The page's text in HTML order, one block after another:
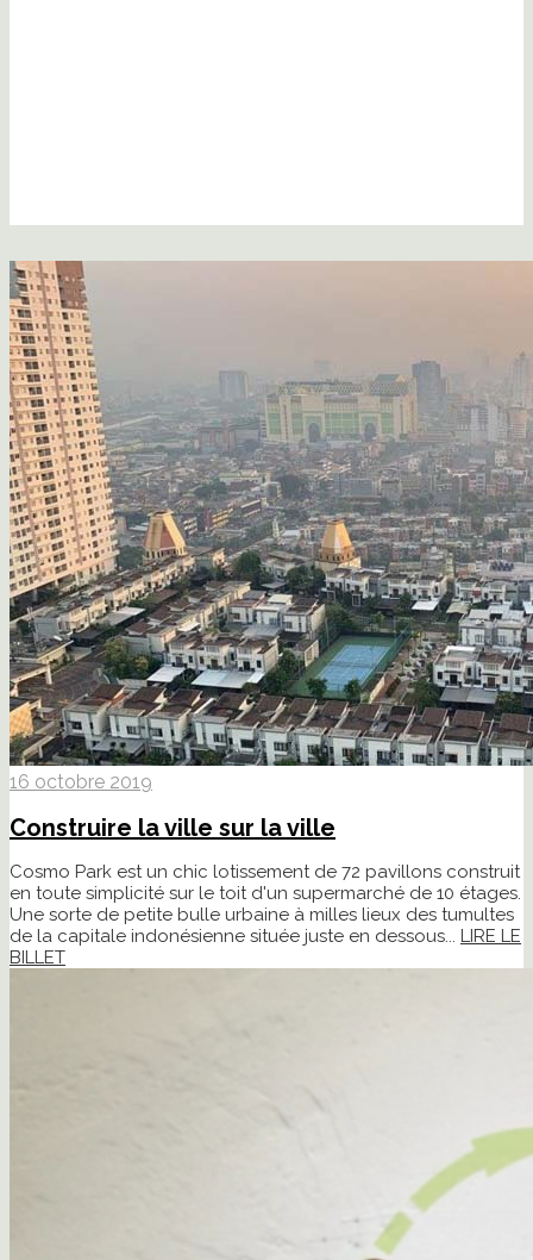
16 octobre 2019
Construire la ville sur la ville
Cosmo Park est un chic lotissement de 72 pavillons construit
en toute simplicité sur le toit d'un supermarché de 10 étages.
Une sorte de petite bulle urbaine à milles lieux des tumultes
de la capitale indonésienne située juste en dessous... LIRE LE
BILLET